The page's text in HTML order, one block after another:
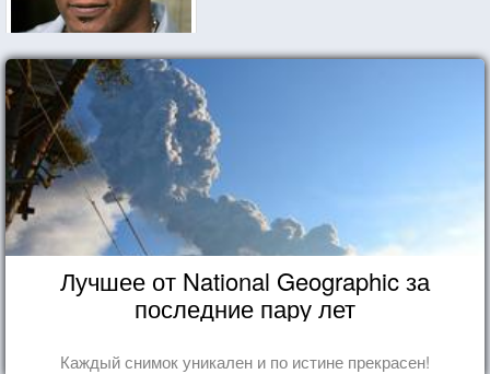
Лучшее от National Geographic за
последние пару лет
Каждый снимок уникален и по истине прекрасен!